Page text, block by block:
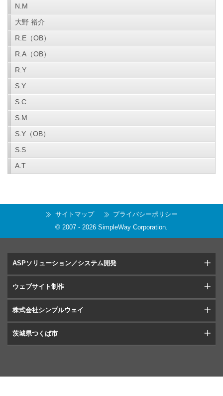
N.M
大野 裕介
R.E（OB）
R.A（OB）
R.Y
S.Y
S.C
S.M
S.Y（OB）
S.S
A.T
サイトマップ
プライバシーポリシー
© 2007 - 2026 SimpleWay Corporation.
ASPソリューション／システム開発
ウェブサイト制作
株式会社シンプルウェイ
茨城県つくば市